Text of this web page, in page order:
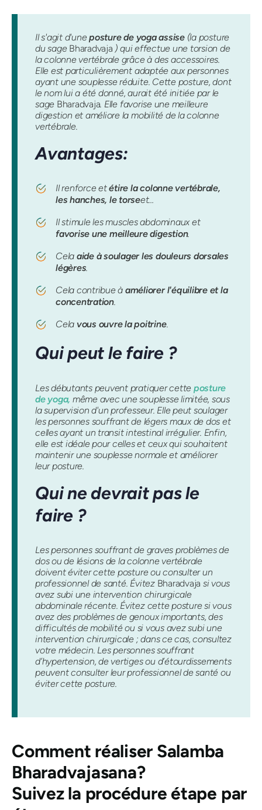
Il s'agit d'uneposture de yoga assise(la posture
du sage Bharadvaja ) qui effectue une torsion de
la colonne vertébrale grâce à des accessoires.
Elle est particulièrement adaptée aux personnes
ayant une souplesse réduite. Cette posture, dont
le nom lui a été donné, aurait été initiée par le
sage Bharadvaja. Elle favorise une meilleure
digestion et améliore la mobilité de la colonne
vertébrale.
Avantages:
Il renforce etétire la colonne vertébrale,
les hanches, le torseet…
Il stimule les muscles abdominaux et
favorise une meilleure digestion.
Cela aide à soulager les douleurs dorsales
légères.
Cela contribue à améliorer l'équilibre et la
concentration.
Cela vous ouvre la poitrine.
Qui peut le faire ?
Les débutants peuvent pratiquer cette posture
de yoga, même avec une souplesse limitée, sous
la supervision d'un professeur. Elle peut soulager
les personnes souffrant de légers maux de dos et
celles ayant un transit intestinal irrégulier. Enfin,
elle est idéale pour celles et ceux qui souhaitent
maintenir une souplesse normale et améliorer
leur posture.
Qui ne devrait pas le
faire ?
Les personnes souffrant de graves problèmes de
dos ou de lésions de la colonne vertébrale
doivent éviter cette posture ou consulter un
professionnel de santé. Évitez Bharadvaja si vous
avez subi une intervention chirurgicale
abdominale récente. Évitez cette posture si vous
avez des problèmes de genoux importants, des
difficultés de mobilité ou si vous avez subi une
intervention chirurgicale ; dans ce cas, consultez
votre médecin. Les personnes souffrant
d’hypertension, de vertiges ou d’étourdissements
peuvent consulter leur professionnel de santé ou
éviter cette posture.
Comment réaliser Salamba
Bharadvajasana?
Suivez la procédure étape par